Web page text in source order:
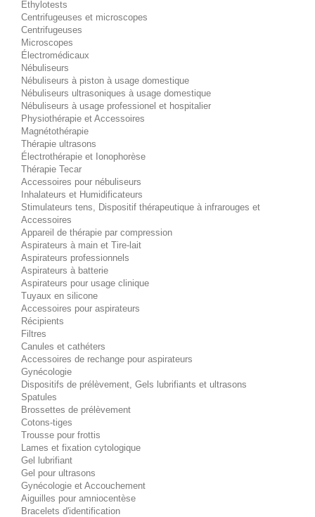
Éthylotests
Centrifugeuses et microscopes
Centrifugeuses
Microscopes
Électromédicaux
Nébuliseurs
Nébuliseurs à piston à usage domestique
Nébuliseurs ultrasoniques à usage domestique
Nébuliseurs à usage professionel et hospitalier
Physiothérapie et Accessoires
Magnétothérapie
Thérapie ultrasons
Électrothérapie et Ionophorèse
Thérapie Tecar
Accessoires pour nébuliseurs
Inhalateurs et Humidificateurs
Stimulateurs tens, Dispositif thérapeutique à infrarouges et
Accessoires
Appareil de thérapie par compression
Aspirateurs à main et Tire-lait
Aspirateurs professionnels
Aspirateurs à batterie
Aspirateurs pour usage clinique
Tuyaux en silicone
Accessoires pour aspirateurs
Récipients
Filtres
Canules et cathéters
Accessoires de rechange pour aspirateurs
Gynécologie
Dispositifs de prélèvement, Gels lubrifiants et ultrasons
Spatules
Brossettes de prélèvement
Cotons-tiges
Trousse pour frottis
Lames et fixation cytologique
Gel lubrifiant
Gel pour ultrasons
Gynécologie et Accouchement
Aiguilles pour amniocentèse
Bracelets d'identification